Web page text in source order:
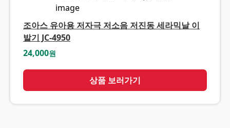
조아스 유아용 저자극 저소음 저진동 세라믹날 이
발기 JC-4950
24,000원
상품 보러가기